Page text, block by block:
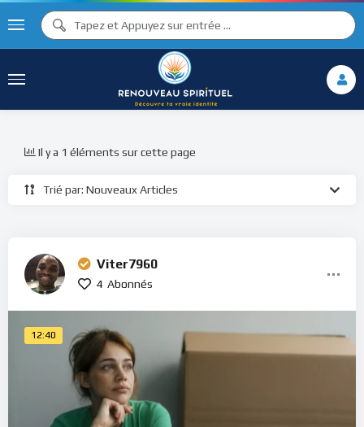
Trié par: Nouveaux Articles
Il y a 1 éléments sur cette page
Viter7960
4 Abonnés
12:40